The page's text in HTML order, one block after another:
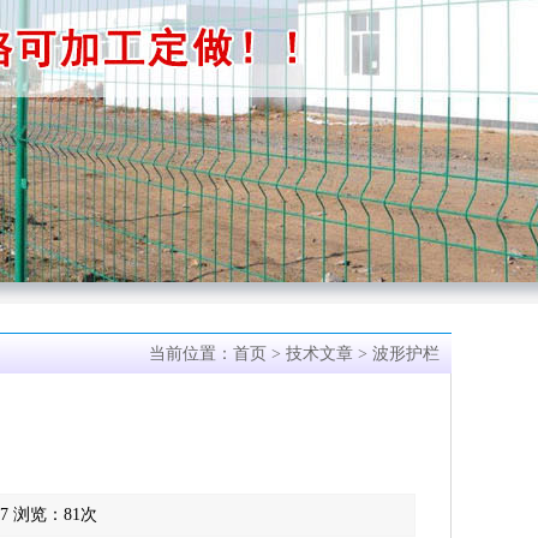
当前位置： 首页 > 技术文章 > 波形护栏
浏览： 81次